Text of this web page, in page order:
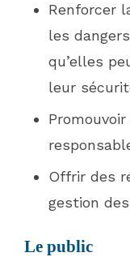
Renforcer
les
qu’elles
leur
Offrir des
gestion
Le public